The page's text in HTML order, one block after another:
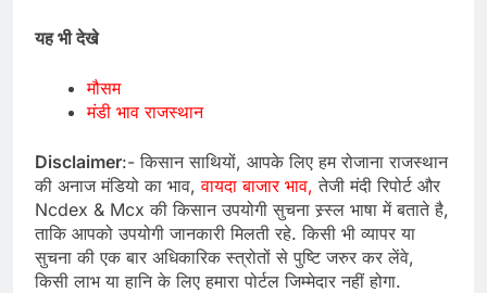
यह भी देखे
मौसम
मंडी भाव राजस्थान
Disclaimer:- किसान साथियों, आपके लिए हम रोजाना राजस्थान
की अनाज मंडियो का भाव, वायदा बाजार भाव, तेजी मंदी रिपोर्ट और
Ncdex & Mcx की किसान उपयोगी सुचना स्र्स्ल भाषा में बताते है,
ताकि आपको उपयोगी जानकारी मिलती रहे. किसी भी व्यापर या
सुचना की एक बार अधिकारिक स्त्रोतों से पुष्टि जरुर कर लेंवे,
किसी लाभ या हानि के लिए हमारा पोर्टल जिम्मेदार नहीं होगा.